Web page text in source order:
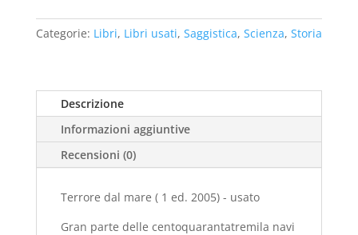
mare
(
2005)
usato
quantità
Categorie: Libri, Libri usati, Saggistica, Scienza, Storia
Descrizione
Informazioni aggiuntive
Recensioni (0)
Terrore dal mare ( 1 ed. 2005) - usato
Gran parte delle centoquarantatremila navi